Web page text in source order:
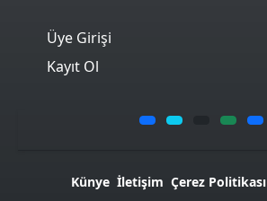
Üye Girişi
Kayıt Ol
Künye İletişim Çerez Politikası